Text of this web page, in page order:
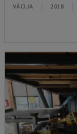
VĀCIJA 2018